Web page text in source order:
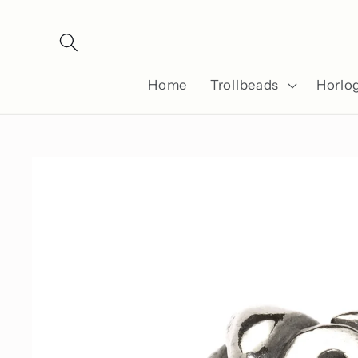
content
Home Trollbeads